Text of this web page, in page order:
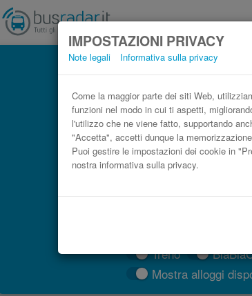
IMPOSTAZIONI PRIVACY
Note legali Informativa sulla privacy
Come la maggior parte dei siti Web,
funzioni nel modo in cui ti aspetti,
l'utilizzo che ne viene fatto, supportando
"Accetta", accetti dunque la
Puoi gestire le impostazioni dei cookie in
nostra informativa sulla privacy.
Autobus Rennes
Treno
Mostra alloggi